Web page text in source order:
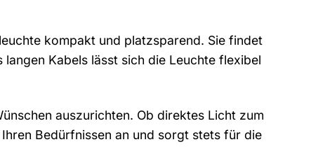
kompakt und platzsparend. Sie findet
Kabels lässt sich die Leuchte flexibel
auszurichten. Ob direktes Licht zum
Bedürfnissen an und sorgt stets für die